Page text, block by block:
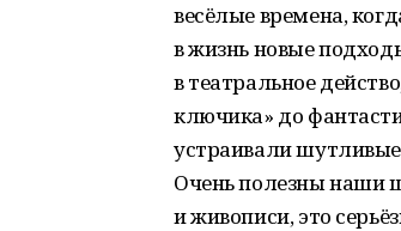
весёлые времена,
в жизнь новые
в театральное
ключика» до
устраивали
Очень полезны наши
и живописи, это